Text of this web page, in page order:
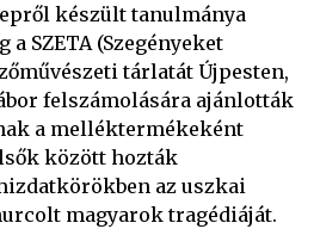
készült tanulmánya
SZETA (Szegényeket
tárlatát Újpesten,
felszámolására ajánlották
a melléktermékeként
között hozták
az uszkai
magyarok tragédiáját.